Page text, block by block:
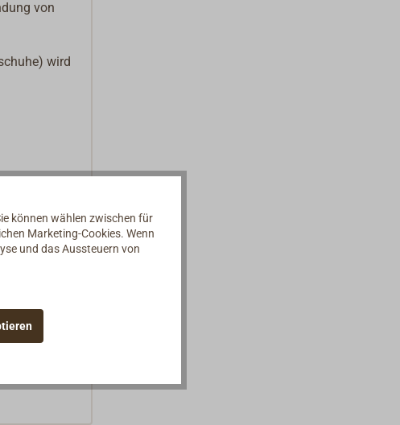
von
wird
können wählen zwischen für
Marketing-Cookies. Wenn
und das Aussteuern von